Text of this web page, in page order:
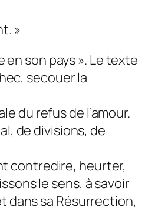
»
son pays ». Le texte
secouer la
du refus de l’amour.
de divisions, de
contredire, heurter,
le sens, à savoir
dans sa Résurrection,